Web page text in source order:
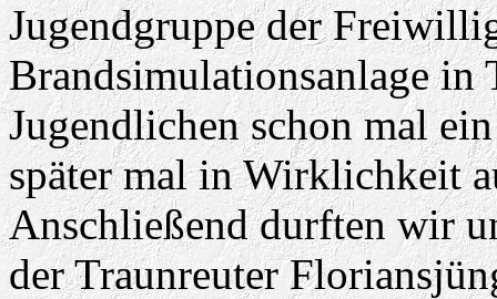
Jugendgruppe der
Brandsimulationsanlage in
Jugendlichen schon mal
später mal in Wirklichkeit
Anschließend durften wir
der Traunreuter